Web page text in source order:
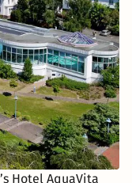
Hotel AquaVita